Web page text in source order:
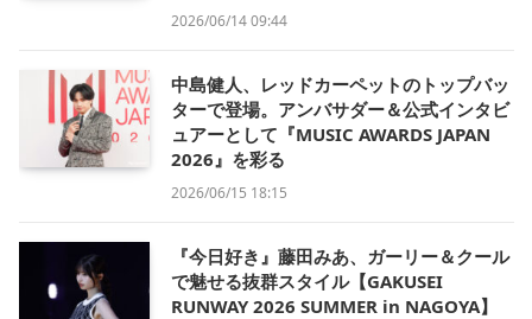
2026/06/14 09:44
中島健人、レッドカーペットのトップバッ
ターで登場。アンバサダー＆公式インタビ
ュアーとして『MUSIC AWARDS JAPAN
2026』を彩る
2026/06/15 18:15
『今日好き』藤田みあ、ガーリー＆クール
で魅せる抜群スタイル【GAKUSEI
RUNWAY 2026 SUMMER in NAGOYA】